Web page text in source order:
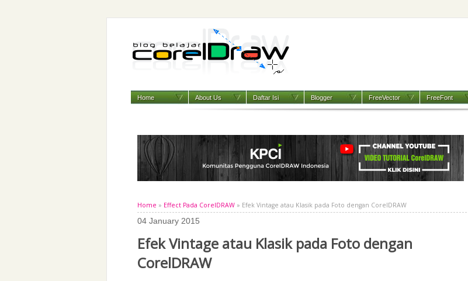
Home About Us Daftar Isi Blogger FreeVector FreeFont
Home » Effect Pada CorelDRAW » Efek Vintage atau Klasik pada Foto dengan CorelDRAW
04 January 2015
Efek Vintage atau Klasik pada Foto dengan
CorelDRAW